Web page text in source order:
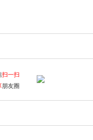
扫一扫
朋友圈